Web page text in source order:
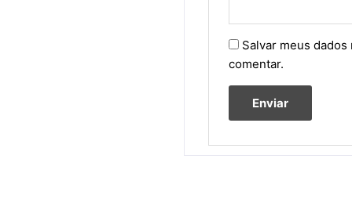
Salvar meus
comentar.